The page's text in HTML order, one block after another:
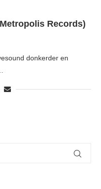
Records)
donkerder en